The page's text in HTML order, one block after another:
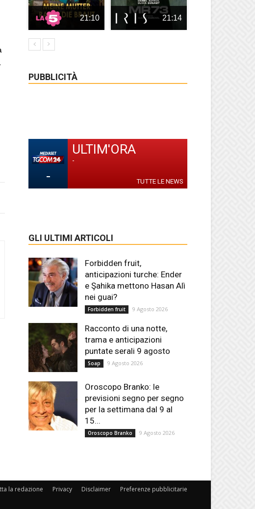
.
21:10 21:14
PUBBLICITÀ
-
ULTIM'ORA
-
TUTTE LE NEWS
GLI ULTIMI ARTICOLI
Forbidden fruit,
anticipazioni turche: Ender
e Şahika mettono Hasan Alì
nei guai?
Forbidden fruit 9 Agosto 2026
Racconto di una notte,
trama e anticipazioni
puntate serali 9 agosto
Soap 9 Agosto 2026
Oroscopo Branko: le
previsioni segno per segno
per la settimana dal 9 al
15...
Oroscopo Branko 9 Agosto 2026
la redazione Privacy Disclaimer Preferenze pubblicitarie